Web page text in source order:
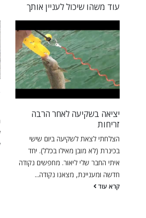
עוד משהו שיכול לעניין אותך
יציאה בשקיעה לאחר הרבה
זריחות
הצלחתי לצאת לשקיעה ביום שישי
בכינרת (לא מובן מאילו בכלל). יחד
איתי החבר שלי ליאור. מחפשים נקודה
חדשה ומעניינת, מצאנו נקודה...
קרא עוד